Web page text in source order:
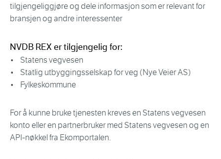
tilgjengeliggjøre og dele informasjon som er relevant for
bransjen og andre interessenter
NVDB REX er tilgjengelig for:
• Statens vegvesen
• Statlig utbyggingsselskap for veg (Nye Veier AS)
• Fylkeskommune
For å kunne bruke tjenesten kreves en Statens vegvesen
konto eller en partnerbruker med Statens vegvesen og en
API-nøkkel fra Ekomportalen.